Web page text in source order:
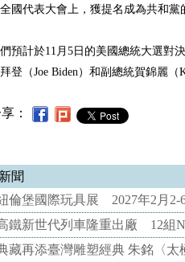
國代表大會上，獲提名成為共和黨
預計於11月5日的美國總統大選對
登（Joe Biden）和副總統賀錦麗（
：
聞
倫堡國際玩具展 2027年2月2-
鐵新世代列車隆重出廠 12組
藏再添臺灣雕塑經典 朱銘〈